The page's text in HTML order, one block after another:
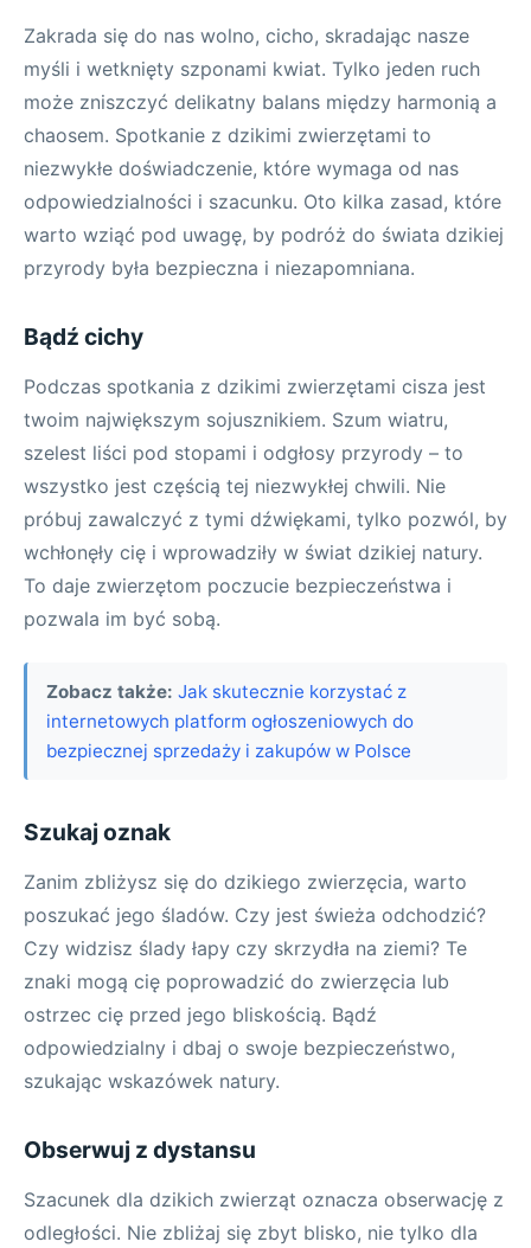
Zakrada się do nas wolno, cicho, skradając nasze
myśli i wetknięty szponami kwiat. Tylko jeden ruch
może zniszczyć delikatny balans między harmonią a
chaosem. Spotkanie z dzikimi zwierzętami to
niezwykłe doświadczenie, które wymaga od nas
odpowiedzialności i szacunku. Oto kilka zasad, które
warto wziąć pod uwagę, by podróż do świata dzikiej
przyrody była bezpieczna i niezapomniana.
Bądź cichy
Podczas spotkania z dzikimi zwierzętami cisza jest
twoim największym sojusznikiem. Szum wiatru,
szelest liści pod stopami i odgłosy przyrody – to
wszystko jest częścią tej niezwykłej chwili. Nie
próbuj zawalczyć z tymi dźwiękami, tylko pozwól, by
wchłonęły cię i wprowadziły w świat dzikiej natury.
To daje zwierzętom poczucie bezpieczeństwa i
pozwala im być sobą.
Zobacz także: Jak skutecznie korzystać z
internetowych platform ogłoszeniowych do
bezpiecznej sprzedaży i zakupów w Polsce
Szukaj oznak
Zanim zbliżysz się do dzikiego zwierzęcia, warto
poszukać jego śladów. Czy jest świeża odchodzić?
Czy widzisz ślady łapy czy skrzydła na ziemi? Te
znaki mogą cię poprowadzić do zwierzęcia lub
ostrzec cię przed jego bliskością. Bądź
odpowiedzialny i dbaj o swoje bezpieczeństwo,
szukając wskazówek natury.
Obserwuj z dystansu
Szacunek dla dzikich zwierząt oznacza obserwację z
odległości. Nie zbliżaj się zbyt blisko, nie tylko dla